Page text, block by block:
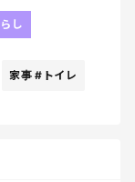
ねー
し
家事 #トイレ